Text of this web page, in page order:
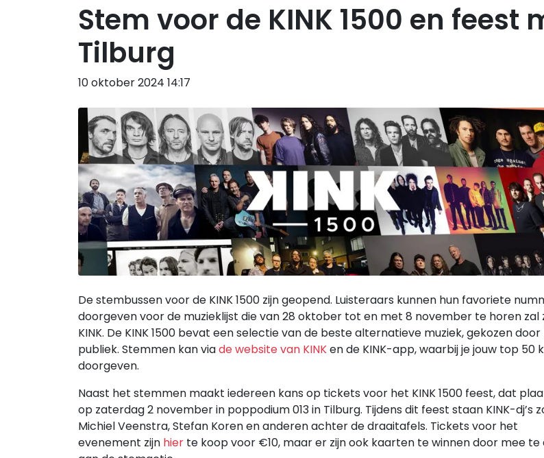
Stem voor de KINK 1500 en feest
Tilburg
10 oktober 2024 14:17
De stembussen voor de KINK 1500 zijn geopend. Luisteraars kunnen hun favoriete
doorgeven voor de muzieklijst die van 28 oktober tot en met 8 november te horen zal
KINK. De KINK 1500 bevat een selectie van de beste alternatieve muziek, gekozen
publiek. Stemmen kan viade website van KINKen de KINK-app, waarbij je jouw top 50
doorgeven.
Naast het stemmen maakt iedereen kans op tickets voor het KINK 1500 feest, dat
op zaterdag 2 november in poppodium 013 in Tilburg. Tijdens dit feest staan KINK-dj’s
Michiel Veenstra, Stefan Koren en anderen achter de draaitafels. Tickets voor het
evenement zijn hier te koop voor €10, maar er zijn ook kaarten te winnen door mee te